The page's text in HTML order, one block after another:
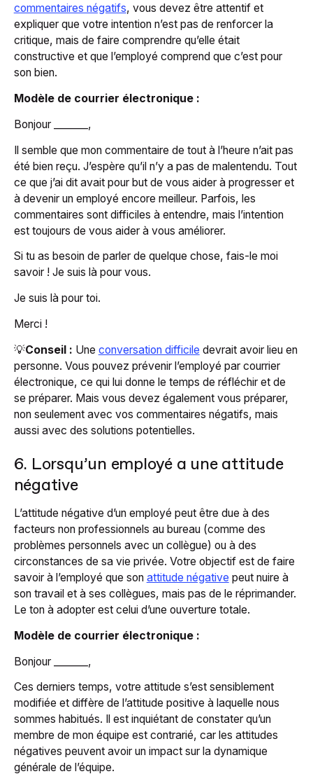
commentaires négatifs, vous devez être attentif et
expliquer que votre intention n’est pas de renforcer la
critique, mais de faire comprendre qu’elle était
constructive et que l’employé comprend que c’est pour
son bien.
Modèle de courrier électronique :
Bonjour _______,
Il semble que mon commentaire de tout à l’heure n’ait pas
été bien reçu. J’espère qu’il n’y a pas de malentendu. Tout
ce que j’ai dit avait pour but de vous aider à progresser et
à devenir un employé encore meilleur. Parfois, les
commentaires sont difficiles à entendre, mais l’intention
est toujours de vous aider à vous améliorer.
Si tu as besoin de parler de quelque chose, fais-le moi
savoir ! Je suis là pour vous.
Je suis là pour toi.
Merci !
💡Conseil : Une conversation difficile devrait avoir lieu en
personne. Vous pouvez prévenir l’employé par courrier
électronique, ce qui lui donne le temps de réfléchir et de
se préparer. Mais vous devez également vous préparer,
non seulement avec vos commentaires négatifs, mais
aussi avec des solutions potentielles.
6. Lorsqu’un employé a une attitude
négative
L’attitude négative d’un employé peut être due à des
facteurs non professionnels au bureau (comme des
problèmes personnels avec un collègue) ou à des
circonstances de sa vie privée. Votre objectif est de faire
savoir à l’employé que son attitude négative peut nuire à
son travail et à ses collègues, mais pas de le réprimander.
Le ton à adopter est celui d’une ouverture totale.
Modèle de courrier électronique :
Bonjour _______,
Ces derniers temps, votre attitude s’est sensiblement
modifiée et diffère de l’attitude positive à laquelle nous
sommes habitués. Il est inquiétant de constater qu’un
membre de mon équipe est contrarié, car les attitudes
négatives peuvent avoir un impact sur la dynamique
générale de l’équipe.